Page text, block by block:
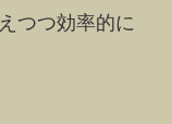
つつ効率的に